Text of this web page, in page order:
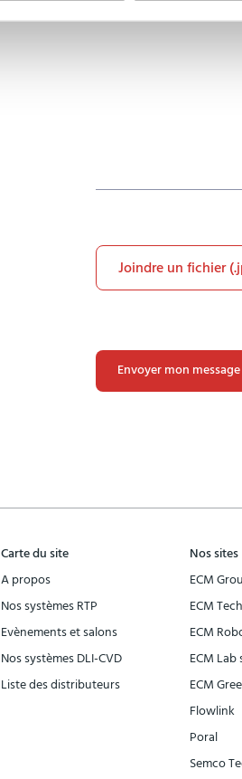
Joindre un fichier
ce
champ
vide.
Carte du site
A propos
Nos systèmes RTP
Evènements et salons
Nos systèmes DLI-CVD
Liste des distributeurs
Nos sites
ECM
ECM
ECM
ECM
ECM
Flowlink
Poral
Semco